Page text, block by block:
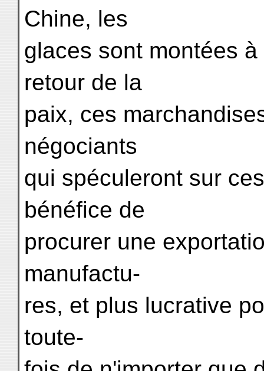
Chine, les
glaces sont montées
retour de la
paix, ces
négociants
qui spéculeront sur
bénéfice de
procurer une
manufactu-
res, et plus lucrative
toute-